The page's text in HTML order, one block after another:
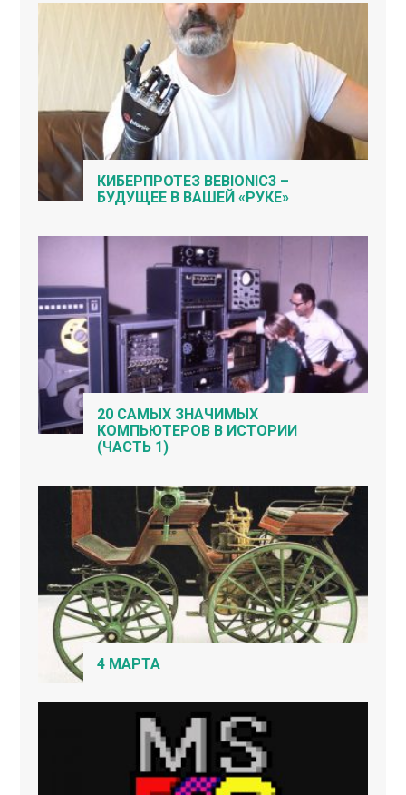
КИБЕРПРОТЕЗ BEBIONIC3 –
БУДУЩЕЕ В ВАШЕЙ «РУКЕ»
20 САМЫХ ЗНАЧИМЫХ
КОМПЬЮТЕРОВ В ИСТОРИИ
(ЧАСТЬ 1)
4 МАРТА